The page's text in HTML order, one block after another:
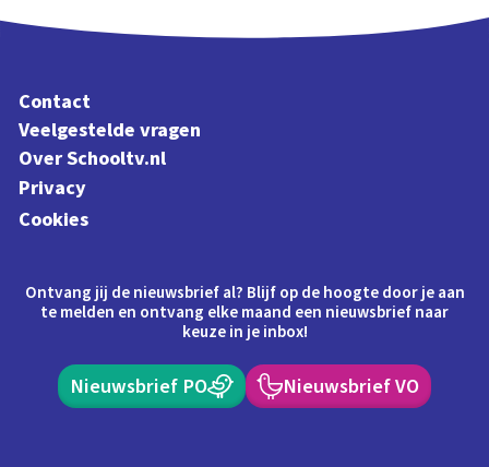
Contact
Veelgestelde vragen
Over Schooltv.nl
Privacy
Cookies
Ontvang jij de nieuwsbrief al? Blijf op de hoogte door je aan
te melden en ontvang elke maand een nieuwsbrief naar
keuze in je inbox!
Nieuwsbrief PO Nieuwsbrief VO